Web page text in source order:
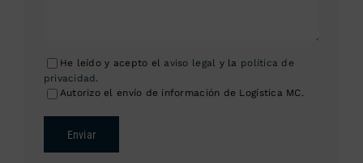
He leído y acepto el aviso legal y la política de
privacidad .
Autorizo el envío de información de Logística MC.
Enviar